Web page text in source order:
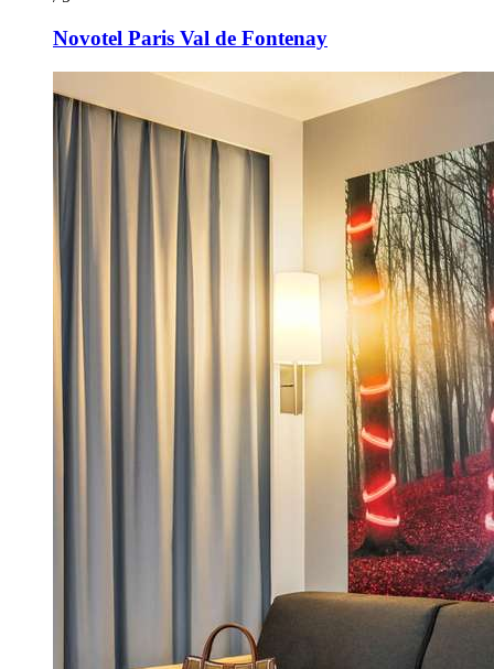
Novotel Paris Val de Fontenay